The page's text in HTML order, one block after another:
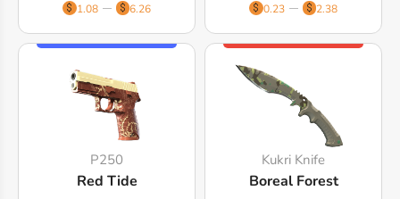
1.08
6.26
0.23
2.38
P250
Red Tide
Kukri Knife
Boreal Forest